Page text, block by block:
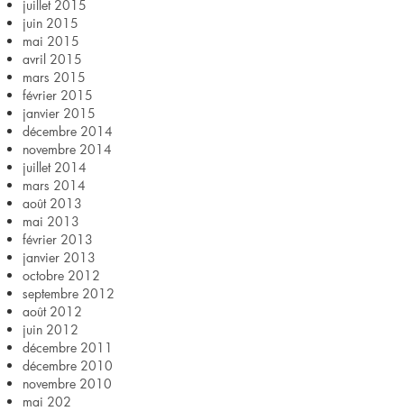
juillet 2015
juin 2015
mai 2015
avril 2015
mars 2015
février 2015
janvier 2015
décembre 2014
novembre 2014
juillet 2014
mars 2014
août 2013
mai 2013
février 2013
janvier 2013
octobre 2012
septembre 2012
août 2012
juin 2012
décembre 2011
décembre 2010
novembre 2010
mai 202